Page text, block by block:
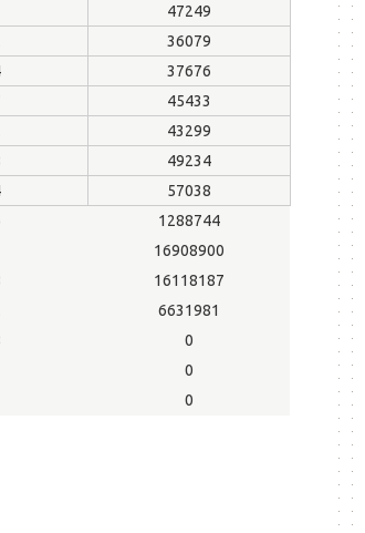
47249
36079
37676
45433
43299
49234
57038
1288744
16908900
16118187
6631981
0
0
0